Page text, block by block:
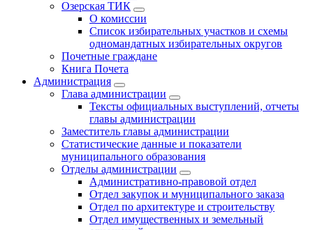
Озерская ТИК
О комиссии
Список избирательных участков и схемы
одномандатных избирательных округов
Почетные граждане
Книга Почета
Администрация
Глава администрации
Тексты официальных выступлений, отчеты
главы администрации
Заместитель главы администрации
Статистические данные и показатели
муниципального образования
Отделы администрации
Административно-правовой отдел
Отдел закупок и муниципального заказа
Отдел по архитектуре и строительству
Отдел имущественных и земельный